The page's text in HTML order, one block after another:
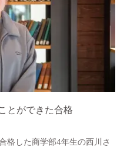
とができた合格
格した商学部4年生の西川さ